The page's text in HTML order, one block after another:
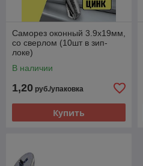
Саморез оконный 3.9х19мм,
со сверлом (10шт в зип-
локе)
В наличии
1,20 руб./упаковка
Купить